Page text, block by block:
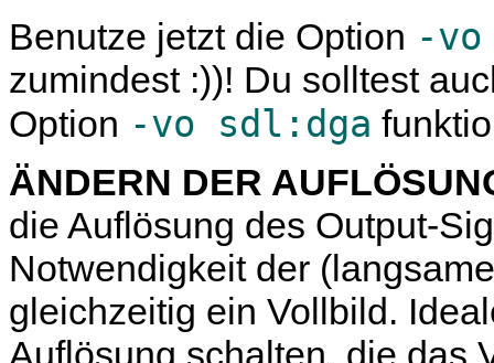
Benutze jetzt die Option -vo
zumindest :))! Du solltest
Option -vo sdl:dga
ÄNDERN DER
die Auflösung des Output-
Notwendigkeit der
gleichzeitig ein Vollbild.
Auflösung schalten, die das